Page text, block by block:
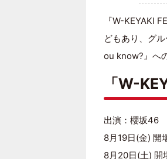
『W-KEYAKI
どもあり、グ
ou know?』へ
「W-
出演：櫻坂46
8月19日(金)
8月20日(土)